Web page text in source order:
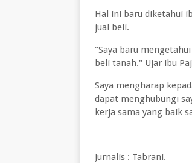
Hal ini baru diketahui
jual beli.
"Saya baru
beli tanah." Ujar ibu
Saya mengharap
dapat menghubungi
kerja sama yang baik
Jurnalis : Tabrani.